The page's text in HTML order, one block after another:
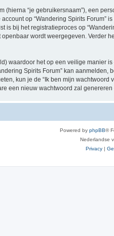
“je gebruikersnaam”), een
op “Wandering Spirits
bij het registratieproces op
wordt weergegeven. Verder
waardoor het op een veilige manier
Spirits Forum” kan
kun je de “Ik ben mijn
een nieuw wachtwoord zal
Powered by phpBB®
Nederlandse
Privacy |